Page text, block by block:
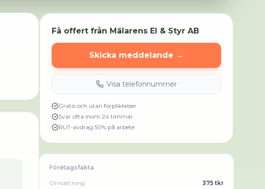
Få offert från Mälarens El & Styr AB
Skicka meddelande →
Visa telefonnummer
Gratis och utan förpliktelser
Svar ofta inom 24 timmar
RUT-avdrag 50% på arbete
Företagsfakta
Omsättning 375 tkr